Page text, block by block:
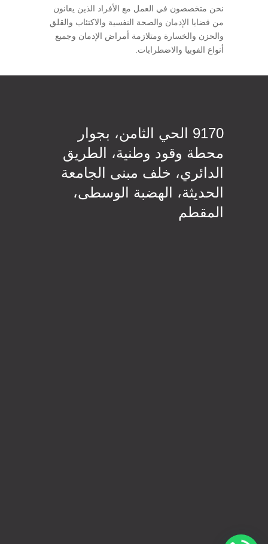
نحن متخصصون في العمل مع الأفراد الذين يعانون
من قضايا الإدمان والصحة النفسية والاكتئاب والقلق
والحزن والخسارة ومتلازمة أمراض الإدمان وجميع
أنواع الفوبيا والاضطرابات.
9170 الحي الثامن، بجوار
محطة وقود وطنية، الطريق
الدائري، خلف مبنى الجامعة
الحديثة، الهضبة الوسطى،
المقطم